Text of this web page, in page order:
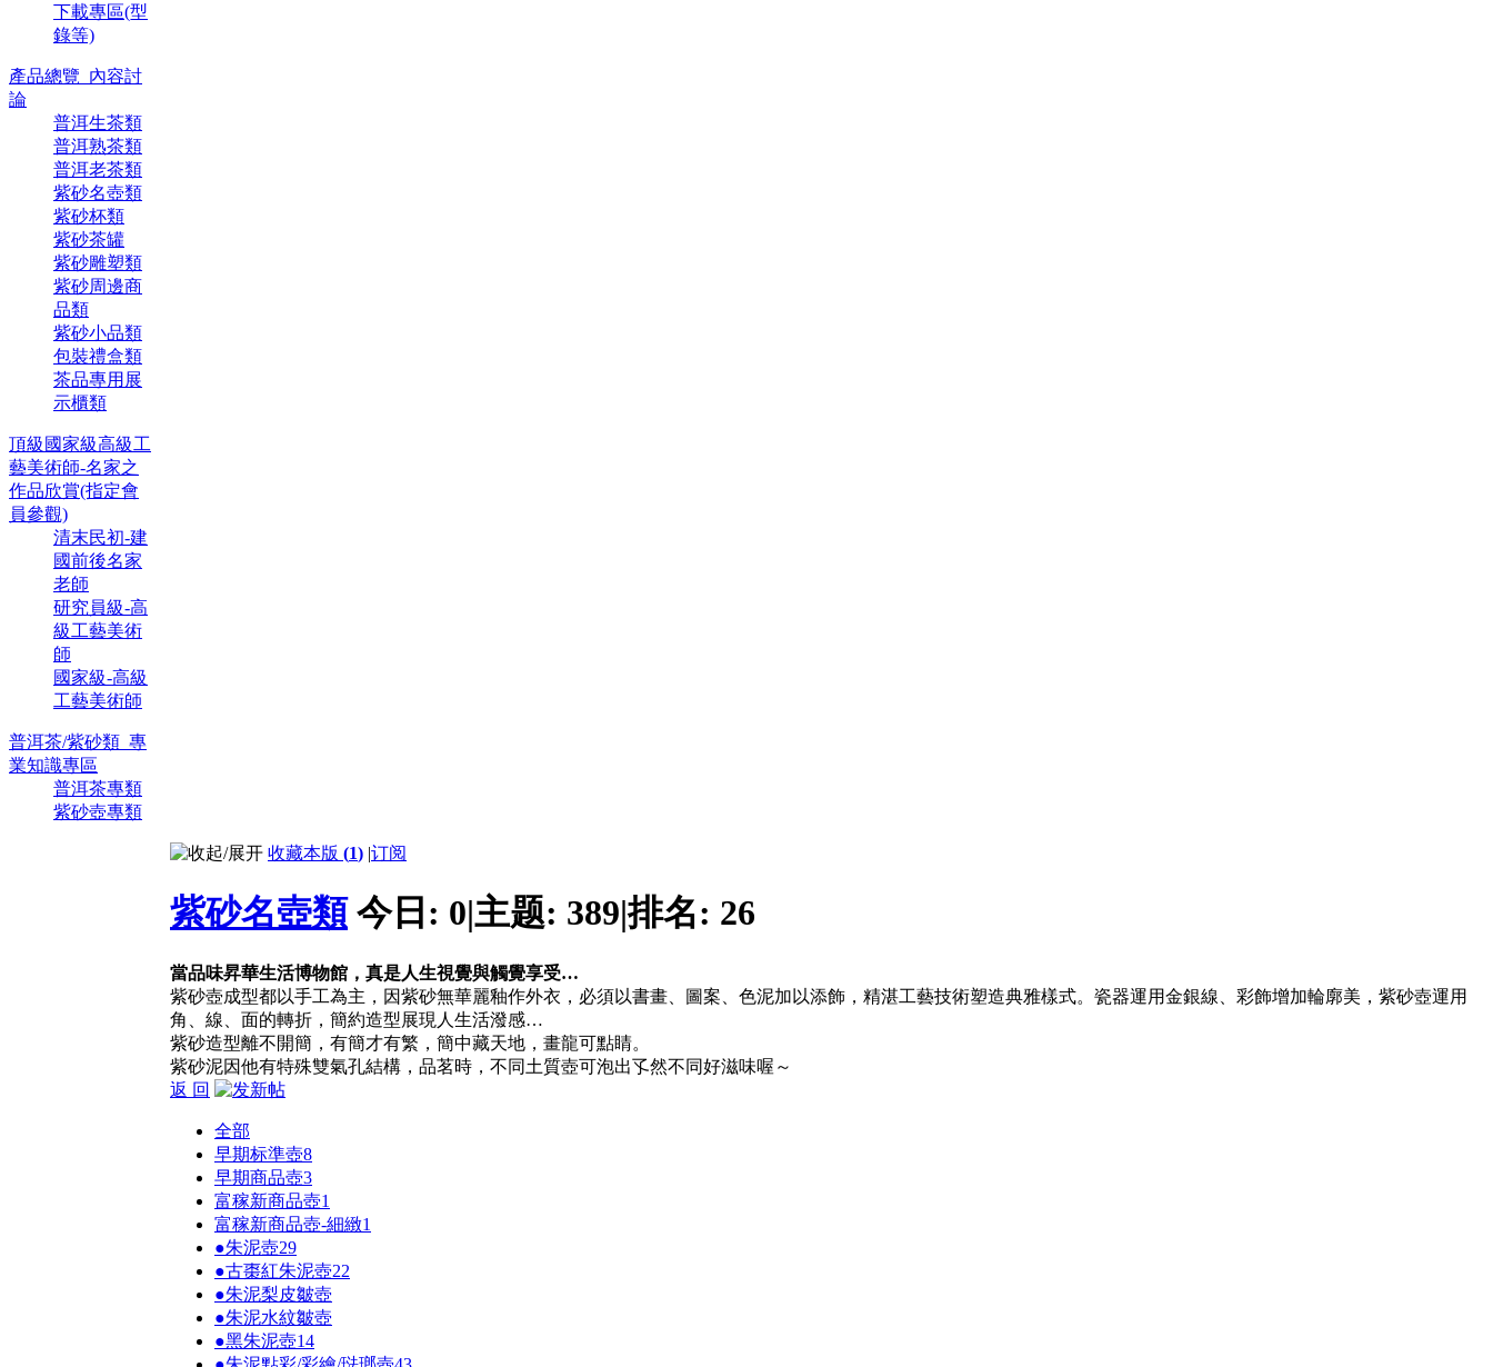
下載專區(型
錄等)
產品總覽_內容討
論
普洱生茶類
普洱熟茶類
普洱老茶類
紫砂名壺類
紫砂杯類
紫砂茶罐
紫砂雕塑類
紫砂周邊商
品類
紫砂小品類
包裝禮盒類
茶品專用展
示櫃類
頂級國家級高級工
藝美術師-名家之
作品欣賞(指定會
員參觀)
清末民初-建
國前後名家
老師
研究員級-高
級工藝美術
師
國家級-高級
工藝美術師
普洱茶/紫砂類_專
業知識專區
普洱茶專類
紫砂壺專類
收藏本版 (1) |订阅
紫砂名壺類 今日: 0|主题: 389|排名: 26
當品味昇華生活博物館，真是人生視覺與觸覺享受…
紫砂壺成型都以手工為主，因紫砂無華麗釉作外衣，必須以書畫、圖案、色泥加以添飾，精湛工藝技術塑造典雅樣式。瓷器運用金銀線、彩飾增加輪廓美，紫砂壺運用
角、線、面的轉折，簡約造型展現人生活潑感…
紫砂造型離不開簡，有簡才有繁，簡中藏天地，畫龍可點睛。
紫砂泥因他有特殊雙氣孔結構，品茗時，不同土質壺可泡出孓然不同好滋味喔～
返 回
全部
早期标準壺8
早期商品壺3
富稼新商品壺1
富稼新商品壺-細緻1
●朱泥壺29
●古棗紅朱泥壺22
●朱泥梨皮皺壺
●朱泥水紋皺壺
●黑朱泥壺14